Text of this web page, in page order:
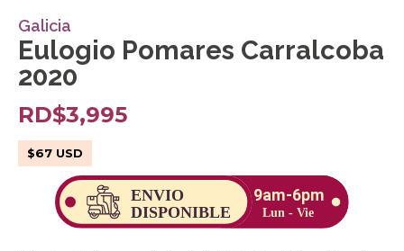
Galicia
Eulogio Pomares Carralcoba
2020
RD$3,995
$67 USD